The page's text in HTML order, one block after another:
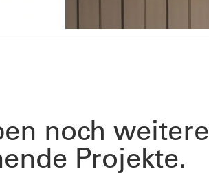
noch weitere
Projekte.